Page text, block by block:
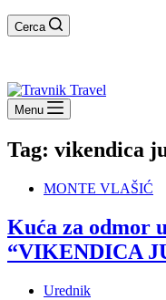
Cerca
Menu
Tag: vikendica
MONTE VLAŠIĆ
Kuća za odmor
“VIKENDICA
Urednik